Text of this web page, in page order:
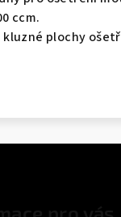
ccm.
kluzné plochy